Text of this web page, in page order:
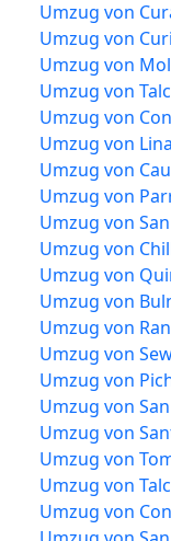
Umzug von
Umzug von
Umzug von
Umzug von
Umzug von
Umzug von
Umzug von
Umzug von
Umzug von
Umzug von
Umzug von
Umzug von
Umzug von
Umzug von
Umzug von
Umzug von
Umzug von
Umzug von
Umzug von
Umzug von